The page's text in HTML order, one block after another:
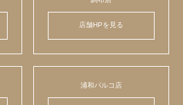
店舗HPを見る
浦和パルコ店